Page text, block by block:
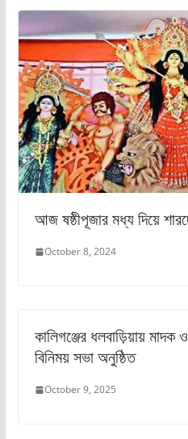
আজ ষষ্ঠীপূজার মধ্য দিয়ে
October 8, 2024
কালিগঞ্জের ধলবাড়িয়ায়
বিনিময় সভা অনুষ্ঠিত
October 9, 2025